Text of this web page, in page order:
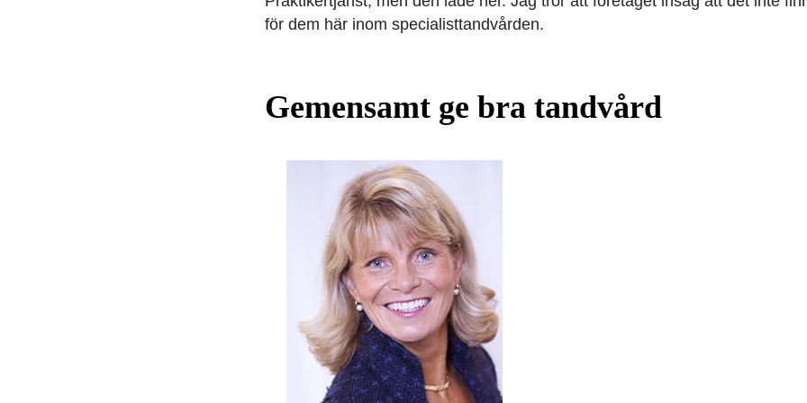
för dem här inom specialisttandvården.
Gemensamt ge bra tandvård